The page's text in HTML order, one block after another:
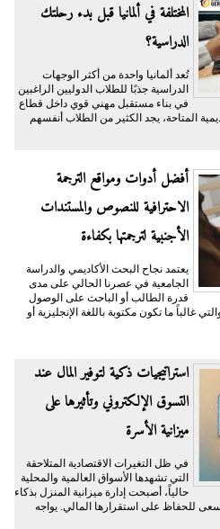
المختلفة في ألمانيا قبل بدء رحلتك
الدراسية؟
تُعد ألمانيا واحدة من أكثر الوجهات
الدراسية جذبًا للطلاب الدوليين الراغبين
في بناء مستقبل مهني قوي داخل قطاع
المتاحة، يجد الكثير من الطلاب أنفسهم
أفضل أدوات ومواقع الترجمة
الاحترافية للنصوص والمستندات
الأجنبية لترجمتها بكفاءة
يعتمد نجاح البحث الأكاديمي والدراسة
الجامعية في عصرنا الحالي على مدى
قدرة الطالب أو الباحث على الوصول
غالباً ما تكون مكتوبة باللغة الإنجليزية أو
​استراتيجيات ذكية لتوفير المال عند
التسوق الإلكتروني وتأثيرها على
ميزانية الأسرة
​في ظل التغيرات الاقتصادية المتلاحقة
التي تشهدها الأسواق العالمية والمحلية
حالياً، أصبحت إدارة ميزانية المنزل بذكاء
للحفاظ على استقرارها المالي. يواجه